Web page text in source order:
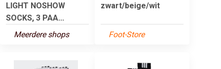
LIGHT NOSHOW
SOCKS, 3 PAA...
Meerdere shops
zwart/beige/wit
Foot-Store